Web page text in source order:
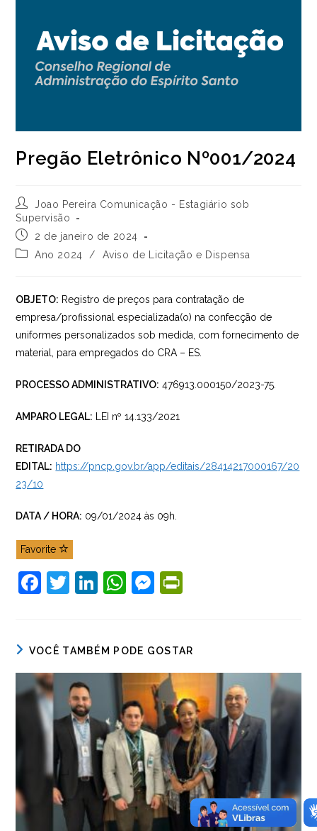
Pregão Eletrônico Nº001/2024
Autor
do
post:
Joao Pereira Comunicação - Estagiário sob
Supervisão
Post
publicado:
2 de janeiro de 2024
Categoria
Ano 2024 / Aviso de Licitação e Dispensa
OBJETO: Registro de preços para contratação de
empresa/profissional especializada(o) na confecção de
uniformes personalizados sob medida, com fornecimento de
material, para empregados do CRA – ES.
PROCESSO ADMINISTRATIVO: 476913.000150/2023-75.
AMPARO LEGAL: LEI nº 14.133/2021
RETIRADA DO
EDITAL: https://pncp.gov.br/app/editais/28414217000167/20
23/10
DATA / HORA: 09/01/2024 às 09h.
Favorite
F
e
b
o
o
k
T
er
Li
e
dI
W
s
A
p
p
M
e
n
g
er
ri
e
n
dl
y
VOCÊ TAMBÉM PODE GOSTAR